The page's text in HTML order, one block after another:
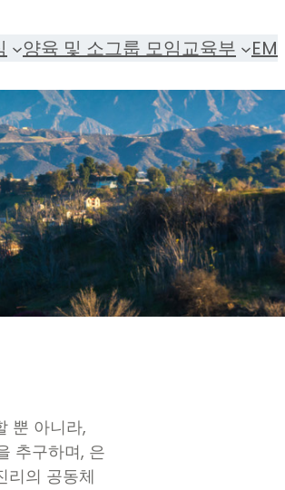
양육 및 소그룹 모임교육부 EM
뿐 아니라,
추구하며, 은
리의 공동체